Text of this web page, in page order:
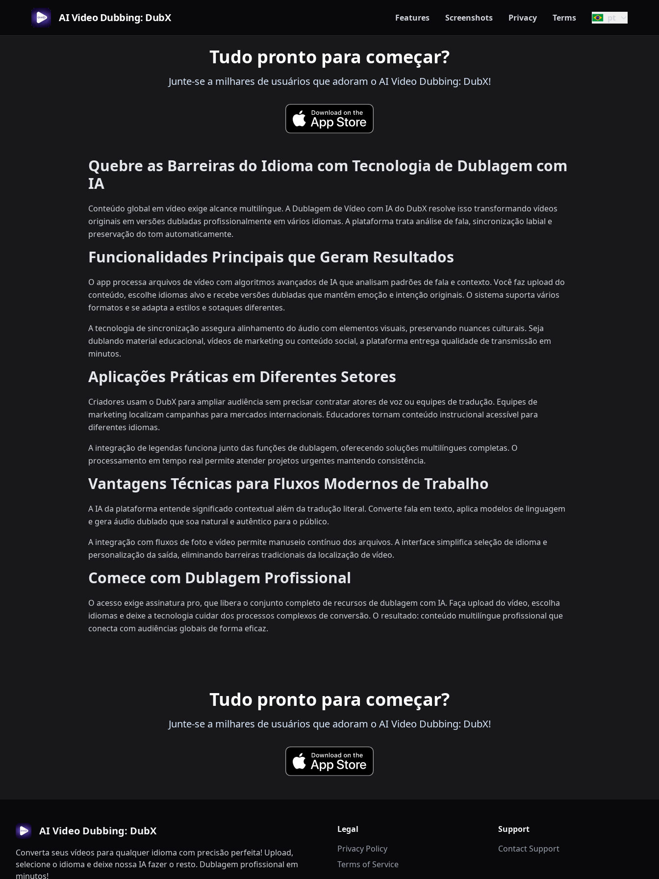
AI Video Dubbing: DubX Features Screenshots Privacy Terms pt
Tudo pronto para começar?
Junte-se a milhares de usuários que adoram o AI Video Dubbing: DubX!
Quebre as Barreiras do Idioma com Tecnologia de Dublagem com
IA
Conteúdo global em vídeo exige alcance multilíngue. A Dublagem de Vídeo com IA do DubX resolve isso transformando vídeos
originais em versões dubladas profissionalmente em vários idiomas. A plataforma trata análise de fala, sincronização labial e
preservação do tom automaticamente.
Funcionalidades Principais que Geram Resultados
O app processa arquivos de vídeo com algoritmos avançados de IA que analisam padrões de fala e contexto. Você faz upload do
conteúdo, escolhe idiomas alvo e recebe versões dubladas que mantêm emoção e intenção originais. O sistema suporta vários
formatos e se adapta a estilos e sotaques diferentes.
A tecnologia de sincronização assegura alinhamento do áudio com elementos visuais, preservando nuances culturais. Seja
dublando material educacional, vídeos de marketing ou conteúdo social, a plataforma entrega qualidade de transmissão em
minutos.
Aplicações Práticas em Diferentes Setores
Criadores usam o DubX para ampliar audiência sem precisar contratar atores de voz ou equipes de tradução. Equipes de
marketing localizam campanhas para mercados internacionais. Educadores tornam conteúdo instrucional acessível para
diferentes idiomas.
A integração de legendas funciona junto das funções de dublagem, oferecendo soluções multilíngues completas. O
processamento em tempo real permite atender projetos urgentes mantendo consistência.
Vantagens Técnicas para Fluxos Modernos de Trabalho
A IA da plataforma entende significado contextual além da tradução literal. Converte fala em texto, aplica modelos de linguagem
e gera áudio dublado que soa natural e autêntico para o público.
A integração com fluxos de foto e vídeo permite manuseio contínuo dos arquivos. A interface simplifica seleção de idioma e
personalização da saída, eliminando barreiras tradicionais da localização de vídeo.
Comece com Dublagem Profissional
O acesso exige assinatura pro, que libera o conjunto completo de recursos de dublagem com IA. Faça upload do vídeo, escolha
idiomas e deixe a tecnologia cuidar dos processos complexos de conversão. O resultado: conteúdo multilíngue profissional que
conecta com audiências globais de forma eficaz.
Tudo pronto para começar?
Junte-se a milhares de usuários que adoram o AI Video Dubbing: DubX!
AI Video Dubbing: DubX
Converta seus vídeos para qualquer idioma com precisão perfeita! Upload,
selecione o idioma e deixe nossa IA fazer o resto. Dublagem profissional em
minutos!
Legal
Privacy Policy
Terms of Service
Support
Contact Support